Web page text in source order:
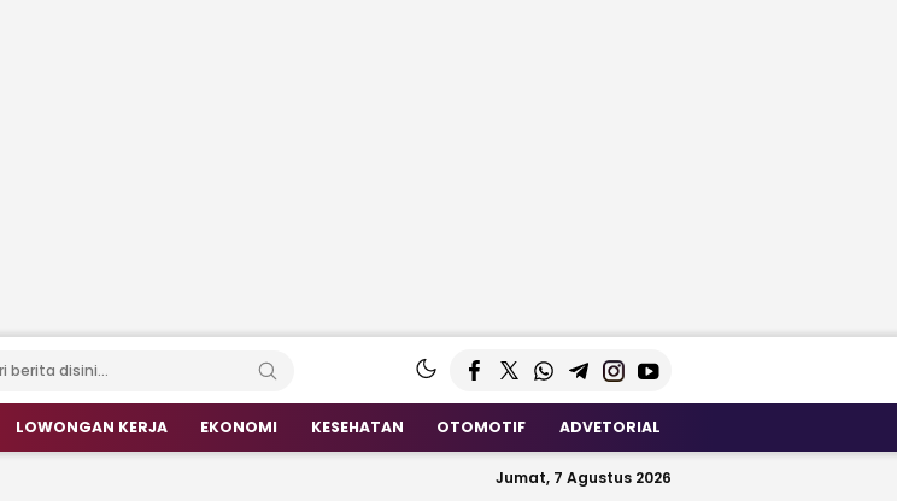
LOWONGAN KERJA EKONOMI KESEHATAN OTOMOTIF ADVETORIAL
Jumat, 7 Agustus 2026